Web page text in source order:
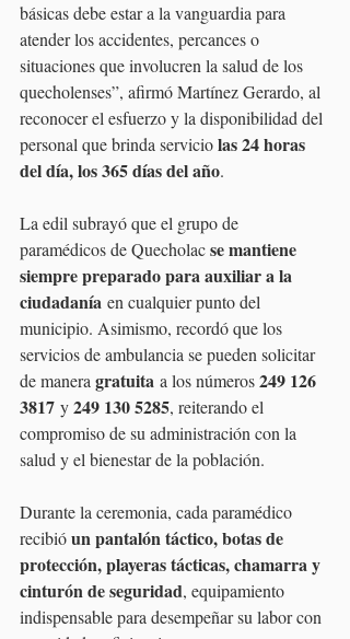
básicas debe estar a la vanguardia para
atender los accidentes, percances o
situaciones que involucren la salud de los
quecholenses”, afirmó Martínez Gerardo, al
reconocer el esfuerzo y la disponibilidad del
personal que brinda servicio las 24 horas
del día, los 365 días del año.
La edil subrayó que el grupo de
paramédicos de Quecholac se mantiene
siempre preparado para auxiliar a la
ciudadanía en cualquier punto del
municipio. Asimismo, recordó que los
servicios de ambulancia se pueden solicitar
de manera gratuita a los números 249 126
3817 y 249 130 5285, reiterando el
compromiso de su administración con la
salud y el bienestar de la población.
Durante la ceremonia, cada paramédico
recibió un pantalón táctico, botas de
protección, playeras tácticas, chamarra y
cinturón de seguridad, equipamiento
indispensable para desempeñar su labor con